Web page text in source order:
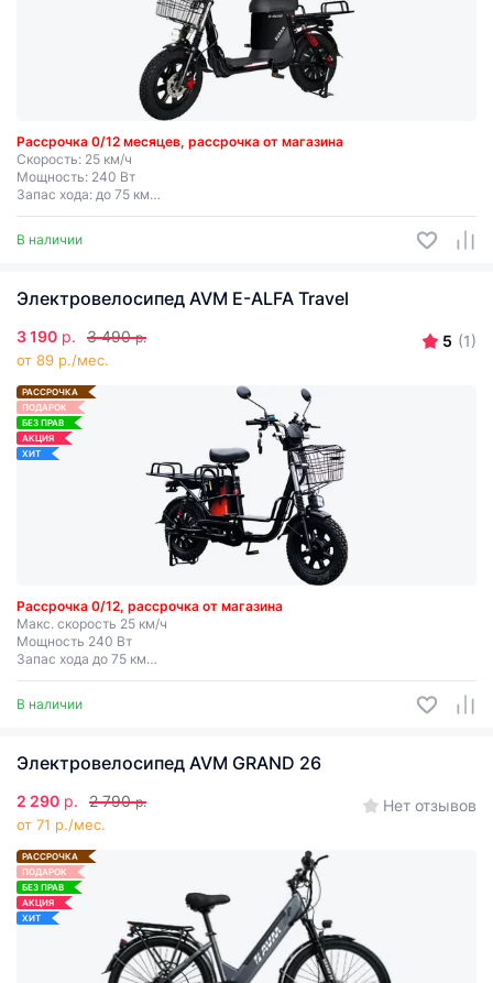
Рассрочка 0/12 месяцев, рассрочка от магазина
Скорость: 25 км/ч
Мощность: 240 Вт
Запас хода: до 75 км
Съемная батарея
В наличии
Электровелосипед AVM E-ALFA Travel
3 190 р. 3 490 р.
от 89 р./мес.
5 (1)
РАССРОЧКА
ПОДАРОК
БЕЗ ПРАВ
АКЦИЯ
ХИТ
Рассрочка 0/12, рассрочка от магазина
Макс. скорость 25 км/ч
Мощность 240 Вт
Запас хода до 75 км
Съемная батарея
В наличии
Электровелосипед AVM GRAND 26
2 290 р. 2 790 р.
от 71 р./мес.
Нет отзывов
РАССРОЧКА
ПОДАРОК
БЕЗ ПРАВ
АКЦИЯ
ХИТ